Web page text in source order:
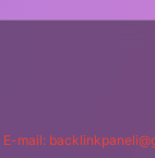
E-mail: